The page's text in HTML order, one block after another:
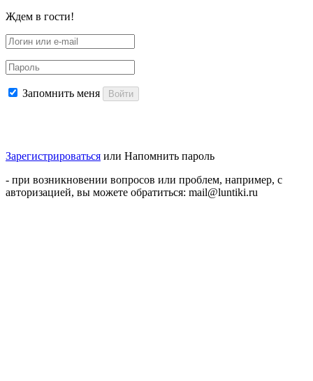
Ждем в гости!
Запомнить меня Войти
Зарегистрироваться или Напомнить пароль
- при возникновении вопросов или проблем, например, с
авторизацией, вы можете обратиться: mail@luntiki.ru